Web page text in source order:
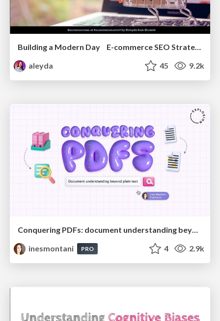
Building a Modern Day E-commerce SEO Strategy
aleyda
45 9.2k
inesmontani
PRO 4 2.9k